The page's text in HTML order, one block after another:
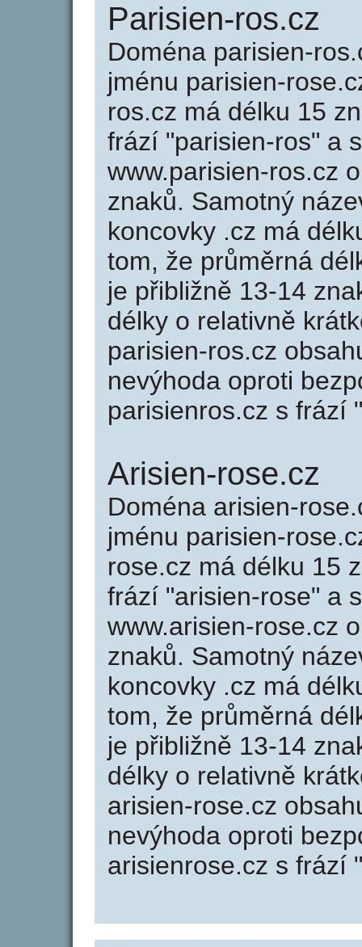
Parisien-ros.cz
Doména parisien-
jménu parisien-
ros.cz má délku 15
frází "parisien-ros" a
www.parisien-ros.cz
znaků. Samotný
koncovky .cz má
tom, že průměrná
je přibližně 13-14
délky o relativně
parisien-ros.cz
nevýhoda oproti
parisienros.cz s frází
Arisien-rose.cz
Doména arisien-
jménu parisien-
rose.cz má délku 15
frází "arisien-rose" a
www.arisien-rose.cz
znaků. Samotný
koncovky .cz má
tom, že průměrná
je přibližně 13-14
délky o relativně
arisien-rose.cz
nevýhoda oproti
arisienrose.cz s frází